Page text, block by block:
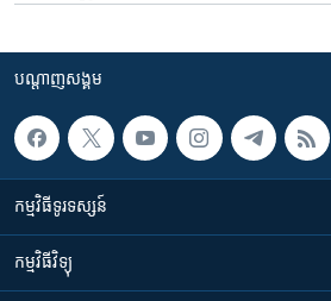
បណ្តាញ​សង្គម
កម្មវិធី​ទូរទស្សន៍
កម្មវិធី​វិទ្យុ